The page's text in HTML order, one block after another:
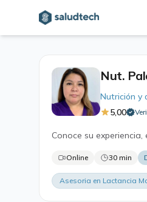
Nut.
Nutrición y
5,00
Conoce su
Online 30 min
Asesoria en Lactancia